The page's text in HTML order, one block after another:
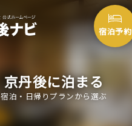
宿泊予約
京丹後に泊まる
宿泊・日帰りプランから選ぶ